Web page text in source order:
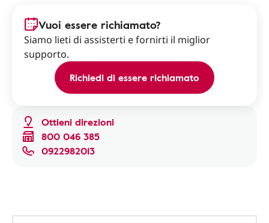
Ottieni direzioni
800 046 385
0922982013
Vuoi essere richiamato?
Siamo lieti di assisterti e fornirti il miglior
supporto.
Richiedi di essere richiamato